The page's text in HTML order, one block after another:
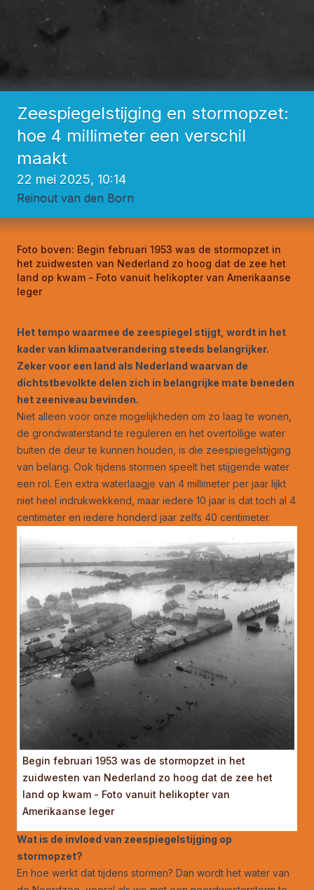
Zeespiegelstijging en stormopzet:
hoe 4 millimeter een verschil
maakt
22 mei 2025, 10:14
Reinout van den Born
Foto boven: Begin februari 1953 was de stormopzet in
het zuidwesten van Nederland zo hoog dat de zee het
land op kwam - Foto vanuit helikopter van Amerikaanse
leger
Het tempo waarmee de zeespiegel stijgt, wordt in het
kader van klimaatverandering steeds belangrijker.
Zeker voor een land als Nederland waarvan de
dichtstbevolkte delen zich in belangrijke mate beneden
het zeeniveau bevinden.
Niet alleen voor onze mogelijkheden om zo laag te wonen,
de grondwaterstand te reguleren en het overtollige water
buiten de deur te kunnen houden, is die zeespiegelstijging
van belang. Ook tijdens stormen speelt het stijgende water
een rol. Een extra waterlaagje van 4 millimeter per jaar lijkt
niet heel indrukwekkend, maar iedere 10 jaar is dat toch al 4
centimeter en iedere honderd jaar zelfs 40 centimeter.
Begin februari 1953 was de stormopzet in het
zuidwesten van Nederland zo hoog dat de zee het
land op kwam - Foto vanuit helikopter van
Amerikaanse leger
Wat is de invloed van zeespiegelstijging op
stormopzet?
En hoe werkt dat tijdens stormen? Dan wordt het water van